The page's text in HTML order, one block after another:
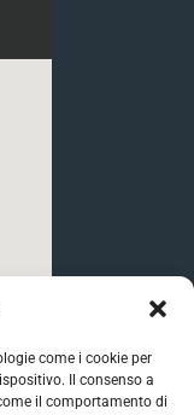
come i cookie per
Il consenso a
il comportamento di